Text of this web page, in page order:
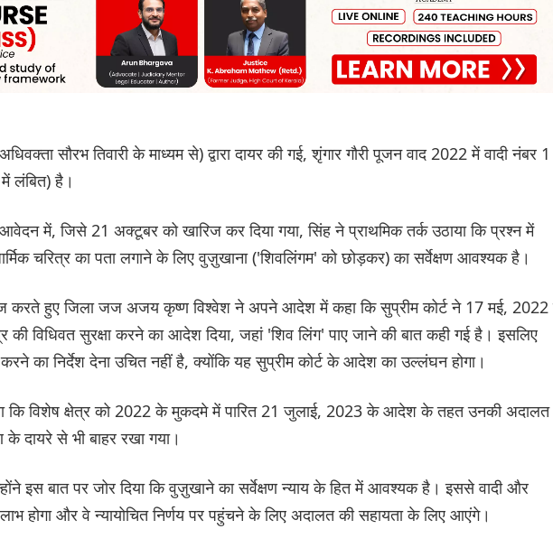
सौरभ तिवारी के माध्यम से) द्वारा दायर की गई, शृंगार गौरी पूजन वाद 2022 में वादी नंबर 1
में लंबित) है।
में, जिसे 21 अक्टूबर को खारिज कर दिया गया, सिंह ने प्राथमिक तर्क उठाया कि प्रश्न में
चरित्र का पता लगाने के लिए वुज़ुखाना ('शिवलिंगम' को छोड़कर) का सर्वेक्षण आवश्यक है।
करते हुए जिला जज अजय कृष्ण विश्वेश ने अपने आदेश में कहा कि सुप्रीम कोर्ट ने 17 मई,
विधिवत सुरक्षा करने का आदेश दिया, जहां 'शिव लिंग' पाए जाने की बात कही गई है। इसलिए
का निर्देश देना उचित नहीं है, क्योंकि यह सुप्रीम कोर्ट के आदेश का उल्लंघन होगा।
कि विशेष क्षेत्र को 2022 के मुकदमे में पारित 21 जुलाई, 2023 के आदेश के तहत उनकी अदालत
के दायरे से भी बाहर रखा गया।
इस बात पर जोर दिया कि वुज़ुखाने का सर्वेक्षण न्याय के हित में आवश्यक है। इससे वादी और
होगा और वे न्यायोचित निर्णय पर पहुंचने के लिए अदालत की सहायता के लिए आएंगे।